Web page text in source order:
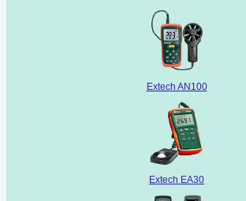
Extech AN100
Extech EA30